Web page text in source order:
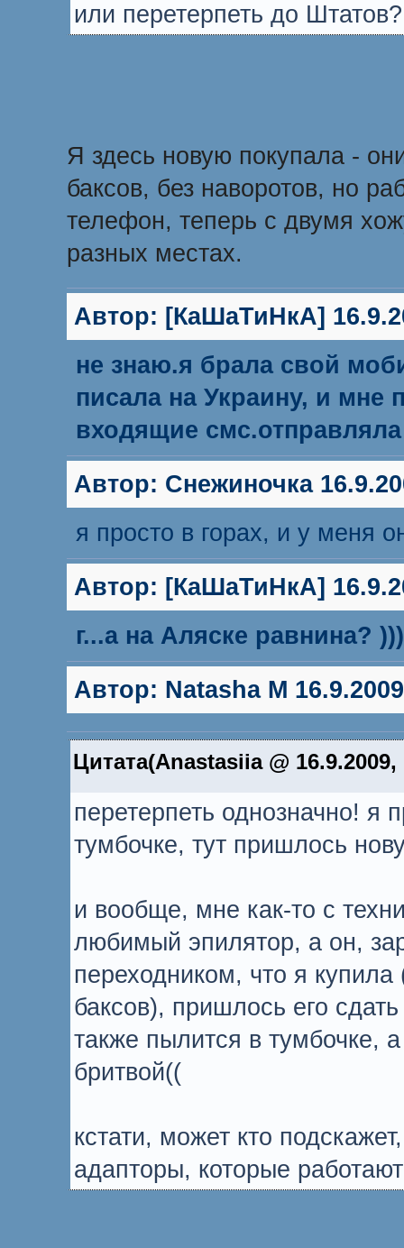
или перетерпеть до Штатов?
Я здесь новую покупала -
баксов, без наворотов, но
телефон, теперь с двумя
разных местах.
Автор: [КаШаТиНкА]
не знаю.я брала свой
писала на Украину, и мне
входящие
Автор: Снежиночка
я просто в горах, и у меня
Автор: [КаШаТиНкА]
г...а на Аляске равнина?
Автор: Natasha M
Цитата(Anastasiia @
перетерпеть однозначно! я
тумбочке, тут пришлось
и вообще, мне как-то с
любимый эпилятор, а он,
переходником, что я
баксов), пришлось его
также пылится в тумбочке,
бритвой((
кстати, может кто
адапторы, которые